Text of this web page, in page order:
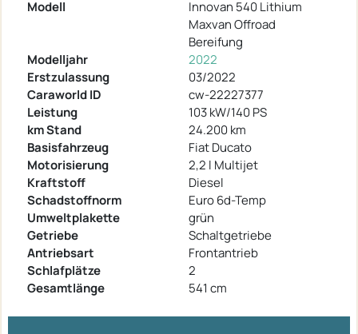
Modell
Innovan 540 Lithium
Maxvan Offroad
Bereifung
Modelljahr
2022
Erstzulassung
03/2022
Caraworld ID
cw-22227377
Leistung
103 kW/140 PS
km Stand
24.200 km
Basisfahrzeug
Fiat Ducato
Motorisierung
2,2 l Multijet
Kraftstoff
Diesel
Schadstoffnorm
Euro 6d-Temp
Umweltplakette
grün
Getriebe
Schaltgetriebe
Antriebsart
Frontantrieb
Schlafplätze
2
Gesamtlänge
541 cm